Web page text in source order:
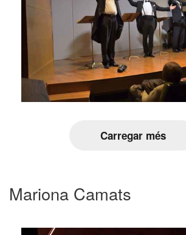
Carregar més
Mariona Camats